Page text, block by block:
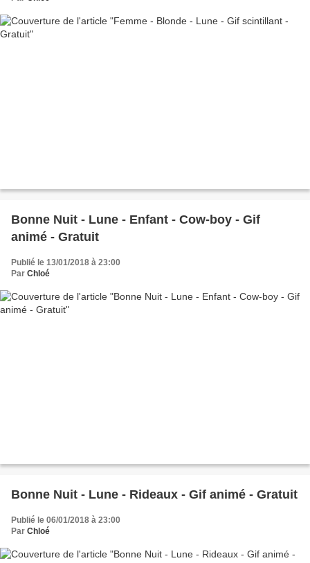
Bonne Nuit - Lune - Enfant - Cow-boy - Gif
animé - Gratuit
Publié le 13/01/2018 à 23:00
Par Chloé
Bonne Nuit - Lune - Rideaux - Gif animé - Gratuit
Publié le 06/01/2018 à 23:00
Par Chloé